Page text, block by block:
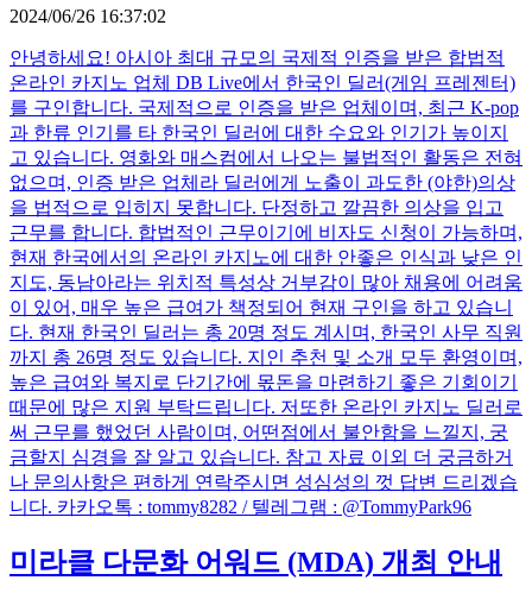
2024/06/26 16:37:02
안녕하세요! 아시아 최대 규모의 국제적 인증을 받은 합법적
온라인 카지노 업체 DB Live에서 한국인 딜러(게임 프레젠터)
를 구인합니다. 국제적으로 인증을 받은 업체이며, 최근 K-pop
과 한류 인기를 타 한국인 딜러에 대한 수요와 인기가 높이지
고 있습니다. 영화와 매스컴에서 나오는 불법적인 활동은 전혀
없으며, 인증 받은 업체라 딜러에게 노출이 과도한 (야한)의상
을 법적으로 입히지 못합니다. 단정하고 깔끔한 의상을 입고
근무를 합니다. 합법적인 근무이기에 비자도 신청이 가능하며,
현재 한국에서의 온라인 카지노에 대한 안좋은 인식과 낮은 인
지도, 동남아라는 위치적 특성상 거부감이 많아 채용에 어려움
이 있어, 매우 높은 급여가 책정되어 현재 구인을 하고 있습니
다. 현재 한국인 딜러는 총 20명 정도 계시며, 한국인 사무 직원
까지 총 26명 정도 있습니다. 지인 추천 및 소개 모두 환영이며,
높은 급여와 복지로 단기간에 몫돈을 마련하기 좋은 기회이기
때문에 많은 지원 부탁드립니다. 저또한 온라인 카지노 딜러로
써 근무를 했었던 사람이며, 어떤점에서 불안함을 느낄지, 궁
금할지 심경을 잘 알고 있습니다. 참고 자료 이외 더 궁금하거
나 문의사항은 편하게 연락주시면 성심성의 껏 답변 드리겠습
니다. 카카오톡 : tommy8282 / 텔레그램 : @TommyPark96
미라클 다문화 어워드 (MDA) 개최 안내